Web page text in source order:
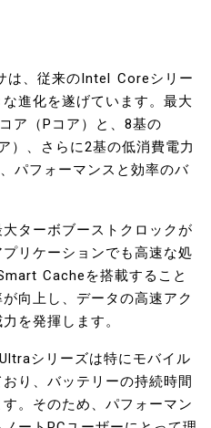
、従来のIntel Coreシリー
進化を遂げています。最大
ア（Pコア）と、8基の
）、さらに2基の低消費電力
パフォーマンスと効率のバ
ターボブーストクロックが
リケーションでも高速な処
Cacheを搭載すること
向上し、データの高速アク
を発揮します。
シリーズは特にモバイル
り、バッテリーの持続時間
。そのため、パフォーマン